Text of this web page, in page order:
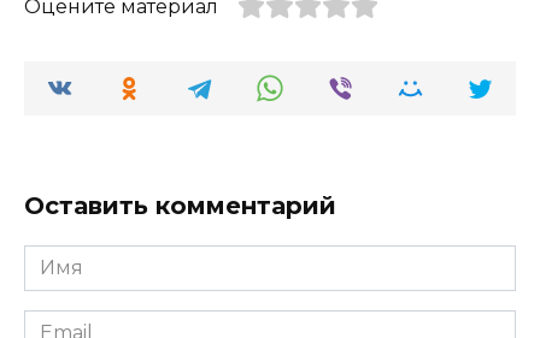
Оцените материал
Оставить комментарий
Имя
*
Email